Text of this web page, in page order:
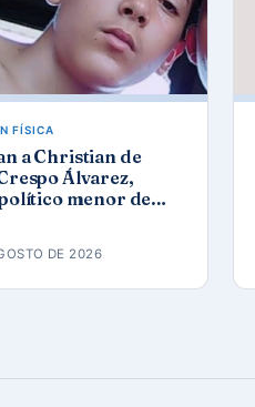
FÍSICA
a Christian de
Álvarez,
menor de
DE 2026